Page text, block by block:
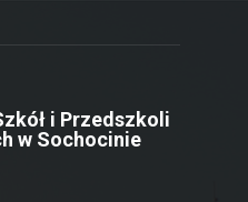
i Przedszkoli
w Sochocinie